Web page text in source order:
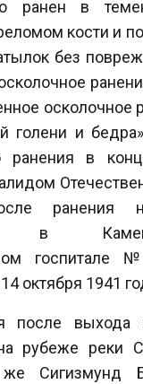
ранен в
кости и
без
осколочное
голени и
ранения в
ранения
в
октября 1941
после выхода
рубеже реки
Сигизмунд